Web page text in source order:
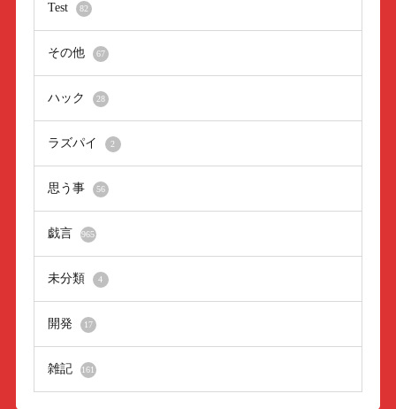
Test 82
その他 67
ハック 28
ラズパイ 2
思う事 56
戯言 965
未分類 4
開発 17
雑記 161